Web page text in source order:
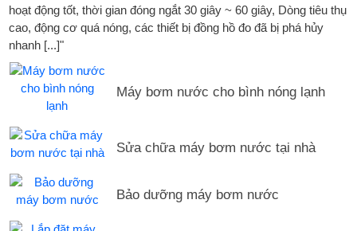
hoạt động tốt, thời gian đóng ngắt 30 giây ~ 60 giây, Dòng tiêu thụ
cao, động cơ quá nóng, các thiết bị đồng hồ đo đã bị phá hủy
nhanh [...]"
Máy bơm nước cho bình nóng lạnh
Sửa chữa máy bơm nước tại nhà
Bảo dưỡng máy bơm nước